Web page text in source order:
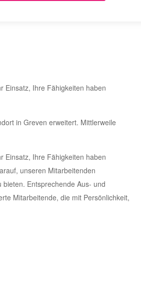
Einsatz, Ihre Fähigkeiten haben
in Greven erweitert. Mittlerweile
Einsatz, Ihre Fähigkeiten haben
unseren Mitarbeitenden
Entsprechende Aus- und
Mitarbeitende, die mit Persönlichkeit,